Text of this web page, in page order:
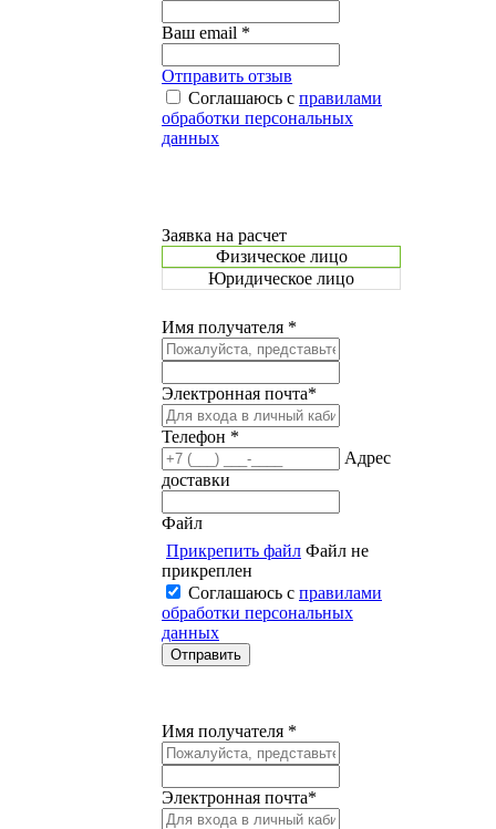
Ваш email *
Отправить отзыв
Соглашаюсь с правилами
обработки персональных
данных
Заявка на расчет
Физическое лицо
Юридическое лицо
Имя получателя *
Электронная почта*
Телефон *
Адрес
доставки
Файл
Прикрепить файл Файл не
прикреплен
Соглашаюсь с правилами
обработки персональных
данных
Имя получателя *
Электронная почта*